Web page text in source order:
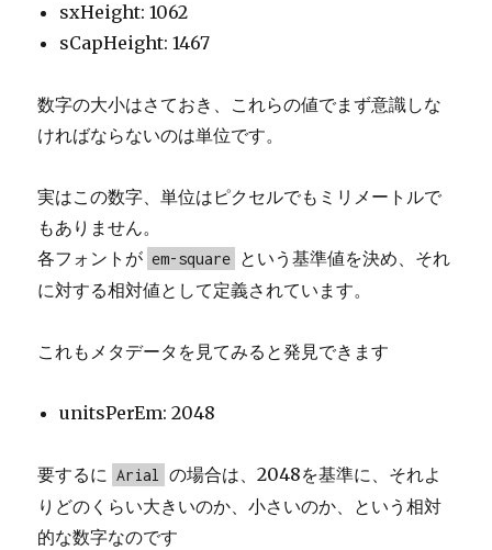
sxHeight: 1062
sCapHeight: 1467
数字の大小はさておき、これらの値でまず意識しな
ければならないのは単位です。
実はこの数字、単位はピクセルでもミリメートルで
もありません。
各フォントが em-square という基準値を決め、それ
に対する相対値として定義されています。
これもメタデータを見てみると発見できます
unitsPerEm: 2048
要するに Arial
の場合は、2048を基準に、それよ
りどのくらい大きいのか、小さいのか、という相対
的な数字なのです